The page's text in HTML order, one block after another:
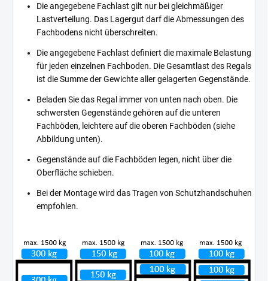
Die angegebene Fachlast gilt nur bei gleichmäßiger
Lastverteilung. Das Lagergut darf die Abmessungen des
Fachbodens nicht überschreiten.
Die angegebene Fachlast definiert die maximale Belastung
für jeden einzelnen Fachboden. Die Gesamtlast des Regals
ist die Summe der Gewichte aller gelagerten Gegenstände.
Beladen Sie das Regal immer von unten nach oben. Die
schwersten Gegenstände gehören auf die unteren
Fachböden, leichtere auf die oberen Fachböden (siehe
Abbildung unten).
Gegenstände auf die Fachböden legen, nicht über die
Oberfläche schieben.
Bei der Montage wird das Tragen von Schutzhandschuhen
empfohlen.